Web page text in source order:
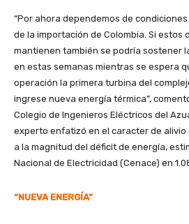
“Por ahora dependemos de
de la importación de Colombia. Si estos
mantienen también se podría sostener
en estas semanas mientras se espera
operación la primera turbina del
ingrese nueva energía térmica”,
Colegio de Ingenieros Eléctricos del
experto enfatizó en el caracter de
a la magnitud del déficit de energía,
Nacional de Electricidad (Cenace) en
“NUEVA ENERGÍA”